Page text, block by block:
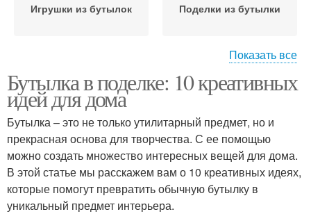
Игрушки из бутылок Поделки из бутылки
Этикетки с бутылок
Поделки из разных
материалов
Показать все
Бутылка в поделке: 10 креативных
идей для дома
Бутылка – это не только утилитарный предмет, но и
прекрасная основа для творчества. С ее помощью
можно создать множество интересных вещей для дома.
В этой статье мы расскажем вам о 10 креативных идеях,
которые помогут превратить обычную бутылку в
уникальный предмет интерьера.